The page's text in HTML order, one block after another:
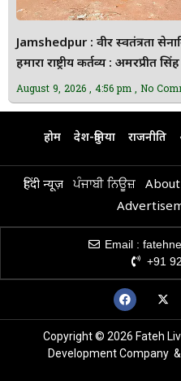
Jamshedpur : वीर स्वतंत्रता
हमारा राष्ट्रीय कर्तव्य : अमरप्रीत
August 9, 2026 4:56 pm No
होम देश-दुनिया राजनीति
हिंदी न्यूज़ ਪੰਜਾਬੀ ਨਿਊਜ਼
Email :
+91
Copyright © 2026 Fateh
Development Company